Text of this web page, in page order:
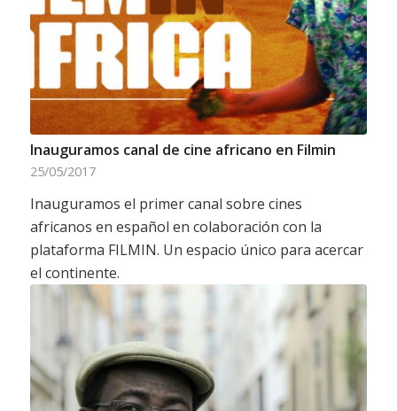
Inauguramos canal de cine africano en Filmin
25/05/2017
Inauguramos el primer canal sobre cines
africanos en español en colaboración con la
plataforma FILMIN. Un espacio único para acercar
el continente.